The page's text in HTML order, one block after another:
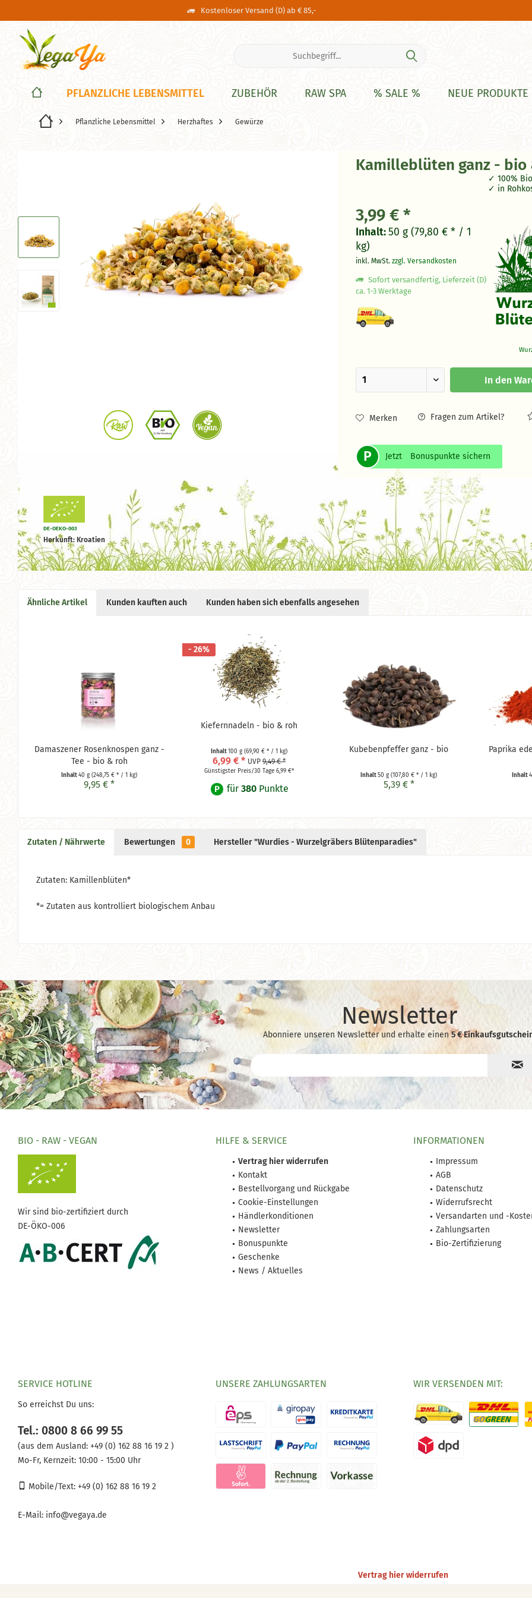
Kostenloser Versand (D) ab € 85,-
PFLANZLICHE LEBENSMITTEL ZUBEHÖR RAW SPA % SALE % NEUE PRODUKTE
Pflanzliche Lebensmittel Herzhaftes Gewürze
DE-OEKO-003
Herkunft: Kroatien
Kamilleblüten ganz - bio
100%
in
3,99 € *
Inhalt:50 g (79,80 € * / 1
kg)
inkl. MwSt.zzgl. Versandkosten
Sofort versandfertig, Lieferzeit (D)
ca. 1-3 Werktage
In den
Merken Fragen zum Artikel?
P Jetzt Bonuspunkte sichern
Ähnliche Artikel Kunden kauften auch Kunden haben sich ebenfalls angesehen
Damaszener Rosenknospen ganz -
Tee - bio & roh
Inhalt40 g(248,75 € * / 1 kg)
9,95 € *
- 26%
Kiefernnadeln - bio & roh
Inhalt100 g(69,90 € * / 1 kg)
6,99 € * UVP9,49 € *
Günstigster Preis/30 Tage 6,99 €*
P für380 Punkte
Kubebenpfeffer ganz - bio
Inhalt50 g(107,80 € * / 1 kg)
5,39 € *
Paprika
Inhalt
Zutaten / Nährwerte Bewertungen 0 Hersteller "Wurdies - Wurzelgräbers Blütenparadies"
Zutaten: Kamillenblüten*
*= Zutaten aus kontrolliert biologischem Anbau
Newsletter
Abonniere unseren Newsletter und erhalte einen5 €
BIO - RAW - VEGAN
Wir sind bio-zertifiziert durch
DE-ÖKO-006
HILFE & SERVICE
Vertrag hier widerrufen
Kontakt
Bestellvorgang und Rückgabe
Cookie-Einstellungen
Händlerkonditionen
Newsletter
Bonuspunkte
Geschenke
News / Aktuelles
INFORMATIONEN
Impressum
AGB
Datenschutz
Widerrufsrecht
Versandarten und -
Zahlungsarten
Bio-Zertifizierung
SERVICE HOTLINE
So erreichst Du uns:
Tel.: 0800 8 66 99 55
(aus dem Ausland: +49 (0) 162 88 16 19 2 )
Mo-Fr, Kernzeit: 10:00 - 15:00 Uhr
Mobile/Text: +49 (0) 162 88 16 19 2
E-Mail: info@vegaya.de
UNSERE ZAHLUNGSARTEN WIR VERSENDEN MIT:
Vertrag hier widerrufen